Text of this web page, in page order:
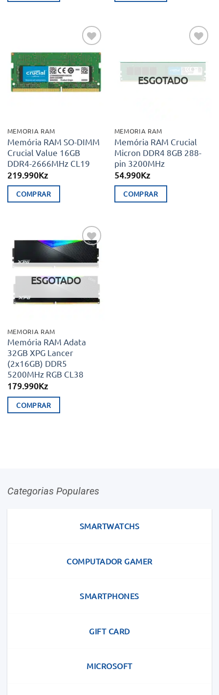
Adicionar
aos meus
desejos
MEMORIA RAM
Memória RAM SO-DIMM
Crucial Value 16GB
DDR4-2666MHz CL19
219.990Kz
COMPRAR
aos meus
desejos
ESGOTADO
MEMORIA RAM
Memória RAM Crucial
Micron DDR4 8GB 288-
pin 3200MHz
54.990Kz
COMPRAR
Adicionar
aos meus
ESGOTADO
MEMORIA RAM
Memória RAM Adata
32GB XPG Lancer
(2x16GB) DDR5
5200MHz RGB CL38
179.990Kz
COMPRAR
Categorias Populares
SMARTWATCHS
COMPUTADOR GAMER
SMARTPHONES
GIFT CARD
MICROSOFT